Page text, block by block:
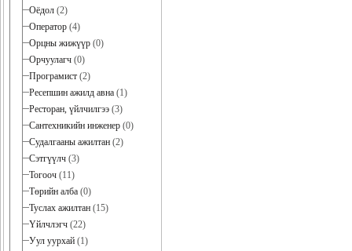
Оёдол (2)
Оператор (4)
Орцны жижүүр (0)
Орчуулагч (0)
Програмист (2)
Ресепшин ажилд авна (1)
Ресторан, үйлчилгээ (3)
Сантехникийн инженер (0)
Судалгааны ажилтан (2)
Сэтгүүлч (3)
Тогооч (11)
Төрийн алба (0)
Туслах ажилтан (15)
Үйлчлэгч (22)
Уул уурхай (1)